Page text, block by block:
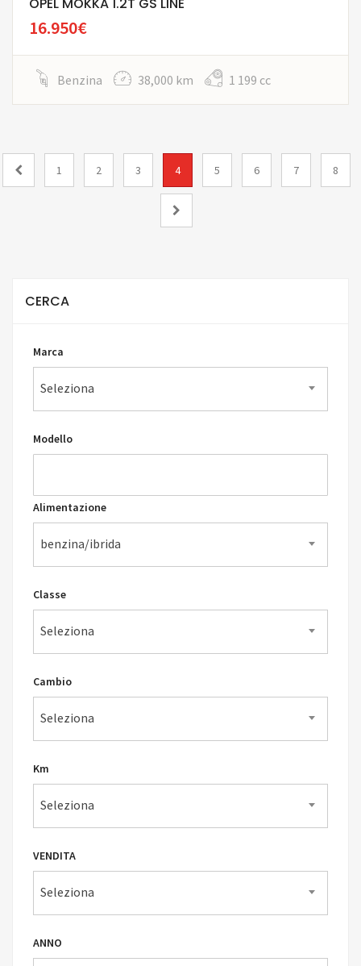
OPEL MOKKA 1.2T GS LINE
16.950€
Benzina 38,000 km 1 199 cc
1 2 3 4 5 6 7 8
CERCA
Marca
Seleziona
Modello
Alimentazione
benzina/ibrida
Classe
Seleziona
Cambio
Seleziona
Km
Seleziona
VENDITA
Seleziona
ANNO